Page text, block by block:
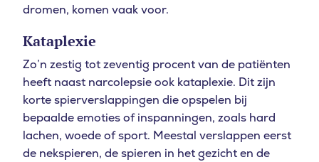
dromen, komen vaak voor.
Kataplexie
Zo’n zestig tot zeventig procent van de patiënten
heeft naast narcolepsie ook kataplexie. Dit zijn
korte spierverslappingen die opspelen bij
bepaalde emoties of inspanningen, zoals hard
lachen, woede of sport. Meestal verslappen eerst
de nekspieren, de spieren in het gezicht en de